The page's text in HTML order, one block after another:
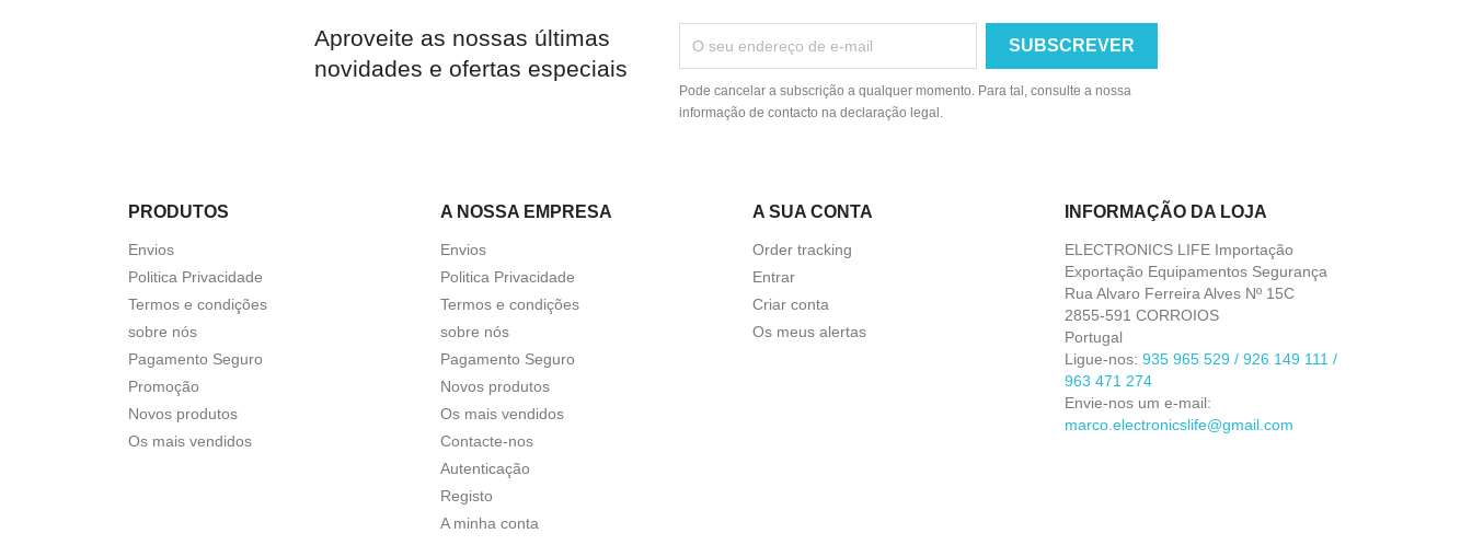
Aproveite as nossas últimas
novidades e ofertas especiais
Pode cancelar a subscrição a qualquer momento. Para tal, consulte a nossa
informação de contacto na declaração legal.
PRODUTOS
Envios
Politica Privacidade
Termos e condições
sobre nós
Pagamento Seguro
Promoção
Novos produtos
Os mais vendidos
A NOSSA EMPRESA
Envios
Politica Privacidade
Termos e condições
sobre nós
Pagamento Seguro
Novos produtos
Os mais vendidos
Contacte-nos
Autenticação
Registo
A minha conta
A SUA CONTA
Order tracking
Entrar
Criar conta
Os meus alertas
INFORMAÇÃO DA LOJA
ELECTRONICS LIFE Importação
Exportação Equipamentos Segurança
Rua Alvaro Ferreira Alves Nº 15C
2855-591 CORROIOS
Portugal
Ligue-nos: 935 965 529 / 926 149 111 /
963 471 274
Envie-nos um e-mail:
marco.electronicslife@gmail.com